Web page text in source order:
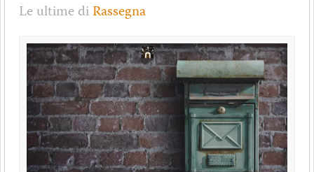
Le ultime diRassegna